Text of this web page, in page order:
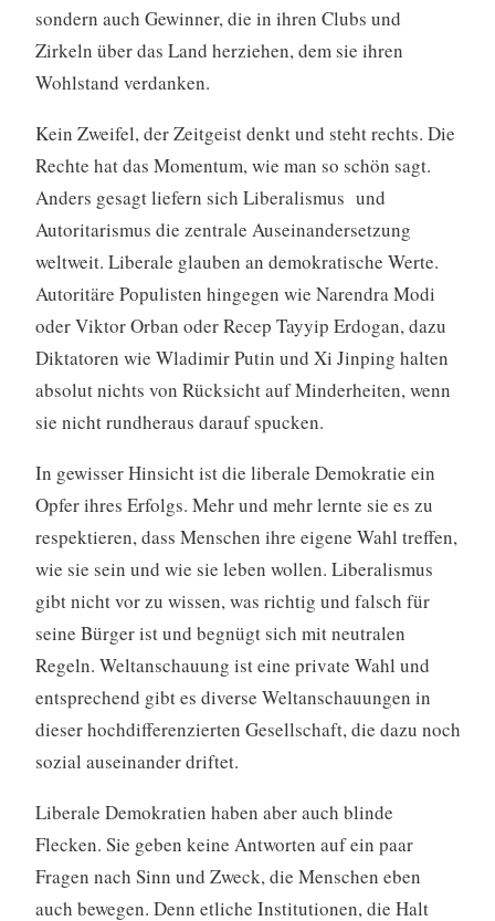
sondern auch Gewinner, die in ihren Clubs und
Zirkeln über das Land herziehen, dem sie ihren
Wohlstand verdanken.
Kein Zweifel, der Zeitgeist denkt und steht rechts. Die
Rechte hat das Momentum, wie man so schön sagt.
Anders gesagt liefern sich Liberalismus und
Autoritarismus die zentrale Auseinandersetzung
weltweit. Liberale glauben an demokratische Werte.
Autoritäre Populisten hingegen wie Narendra Modi
oder Viktor Orban oder Recep Tayyip Erdogan, dazu
Diktatoren wie Wladimir Putin und Xi Jinping halten
absolut nichts von Rücksicht auf Minderheiten, wenn
sie nicht rundheraus darauf spucken.
In gewisser Hinsicht ist die liberale Demokratie ein
Opfer ihres Erfolgs. Mehr und mehr lernte sie es zu
respektieren, dass Menschen ihre eigene Wahl treffen,
wie sie sein und wie sie leben wollen. Liberalismus
gibt nicht vor zu wissen, was richtig und falsch für
seine Bürger ist und begnügt sich mit neutralen
Regeln. Weltanschauung ist eine private Wahl und
entsprechend gibt es diverse Weltanschauungen in
dieser hochdifferenzierten Gesellschaft, die dazu noch
sozial auseinander driftet.
Liberale Demokratien haben aber auch blinde
Flecken. Sie geben keine Antworten auf ein paar
Fragen nach Sinn und Zweck, die Menschen eben
auch bewegen. Denn etliche Institutionen, die Halt